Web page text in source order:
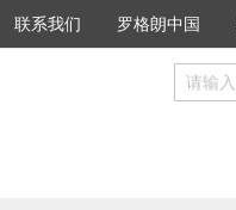
联系我们 罗格朗中国